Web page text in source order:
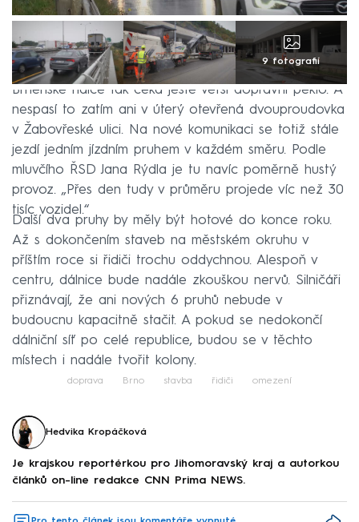
9 fotografií
Brněnské řidiče tak čeká ještě větší dopravní peklo. A
nespasí to zatím ani v úterý otevřená dvouproudovka
v Žabovřeské ulici. Na nové komunikaci se totiž stále
jezdí jedním jízdním pruhem v každém směru. Podle
mluvčího ŘSD Jana Rýdla je tu navíc poměrně hustý
provoz. „Přes den tudy v průměru projede víc než 30
tisíc vozidel.“
Další dva pruhy by měly být hotové do konce roku.
Až s dokončením staveb na městském okruhu v
příštím roce si řidiči trochu oddychnou. Alespoň v
centru, dálnice bude nadále zkouškou nervů. Silničáři
přiznávají, že ani nových 6 pruhů nebude v
budoucnu kapacitně stačit. A pokud se nedokončí
dálniční síť po celé republice, budou se v těchto
místech i nadále tvořit kolony.
doprava Brno stavba řidiči omezení
Hedvika Kropáčková
Je krajskou reportérkou pro Jihomoravský kraj a autorkou
článků on-line redakce CNN Prima NEWS.